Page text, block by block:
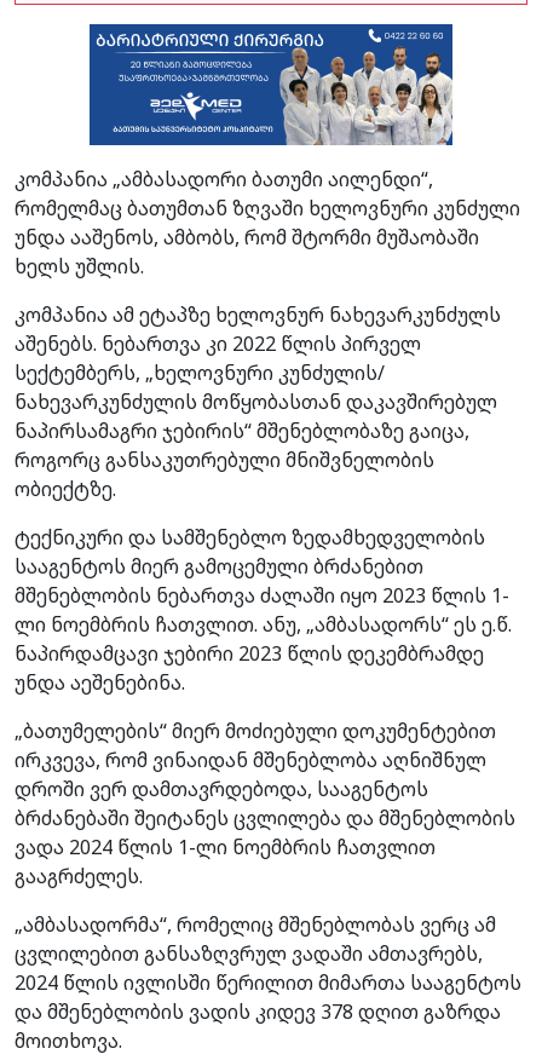
კომპანია „ამბასადორი ბათუმი აილენდი“,
რომელმაც ბათუმთან ზღვაში ხელოვნური კუნძული
უნდა ააშენოს, ამბობს, რომ შტორმი მუშაობაში
ხელს უშლის.
კომპანია ამ ეტაპზე ხელოვნურ ნახევარკუნძულს
აშენებს. ნებართვა კი 2022 წლის პირველ
სექტემბერს, „ხელოვნური კუნძულის/
ნახევარკუნძულის მოწყობასთან დაკავშირებულ
ნაპირსამაგრი ჯებირის“ მშენებლობაზე გაიცა,
როგორც განსაკუთრებული მნიშვნელობის
ობიექტზე.
ტექნიკური და სამშენებლო ზედამხედველობის
სააგენტოს მიერ გამოცემული ბრძანებით
მშენებლობის ნებართვა ძალაში იყო 2023 წლის 1-
ლი ნოემბრის ჩათვლით. ანუ, „ამბასადორს“ ეს ე.წ.
ნაპირდამცავი ჯებირი 2023 წლის დეკემბრამდე
უნდა აეშენებინა.
„ბათუმელების“ მიერ მოძიებული დოკუმენტებით
ირკვევა, რომ ვინაიდან მშენებლობა აღნიშნულ
დროში ვერ დამთავრდებოდა, სააგენტოს
ბრძანებაში შეიტანეს ცვლილება და მშენებლობის
ვადა 2024 წლის 1-ლი ნოემბრის ჩათვლით
გააგრძელეს.
„ამბასადორმა“, რომელიც მშენებლობას ვერც ამ
ცვლილებით განსაზღვრულ ვადაში ამთავრებს,
2024 წლის ივლისში წერილით მიმართა სააგენტოს
და მშენებლობის ვადის კიდევ 378 დღით გაზრდა
მოითხოვა.